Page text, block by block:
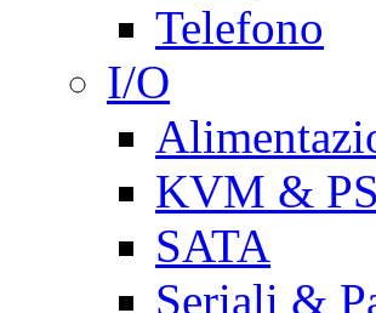
Telefono
I/O
KVM &
SATA
Seriali &